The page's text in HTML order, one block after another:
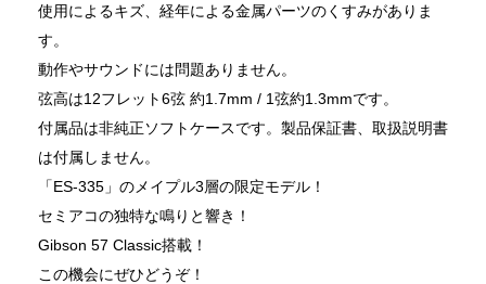
使用によるキズ、経年による金属パーツのくすみがありま
す。
動作やサウンドには問題ありません。
弦高は12フレット6弦 約1.7mm / 1弦約1.3mmです。
付属品は非純正ソフトケースです。製品保証書、取扱説明書
は付属しません。
「ES-335」のメイプル3層の限定モデル！
セミアコの独特な鳴りと響き！
Gibson 57 Classic搭載！
この機会にぜひどうぞ！